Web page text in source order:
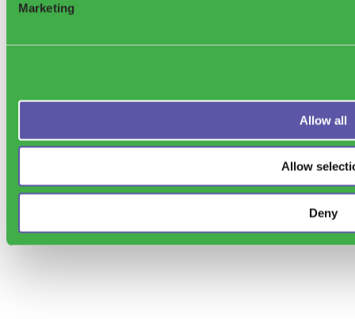
Marketing
Allow all
Allow
Deny